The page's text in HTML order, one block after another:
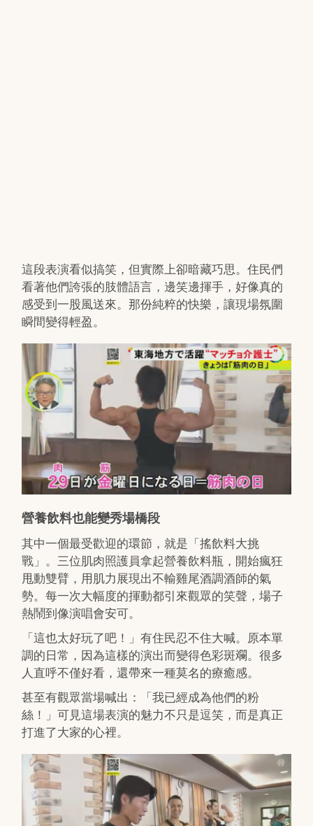
這段表演看似搞笑，但實際上卻暗藏巧思。住民們
看著他們誇張的肢體語言，邊笑邊揮手，好像真的
感受到一股風送來。那份純粹的快樂，讓現場氛圍
瞬間變得輕盈。
營養飲料也能變秀場橋段
其中一個最受歡迎的環節，就是「搖飲料大挑
戰」。三位肌肉照護員拿起營養飲料瓶，開始瘋狂
甩動雙臂，用肌力展現出不輸雞尾酒調酒師的氣
勢。每一次大幅度的揮動都引來觀眾的笑聲，場子
熱鬧到像演唱會安可。
「這也太好玩了吧！」有住民忍不住大喊。原本單
調的日常，因為這樣的演出而變得色彩斑斕。很多
人直呼不僅好看，還帶來一種莫名的療癒感。
甚至有觀眾當場喊出：「我已經成為他們的粉
絲！」可見這場表演的魅力不只是逗笑，而是真正
打進了大家的心裡。